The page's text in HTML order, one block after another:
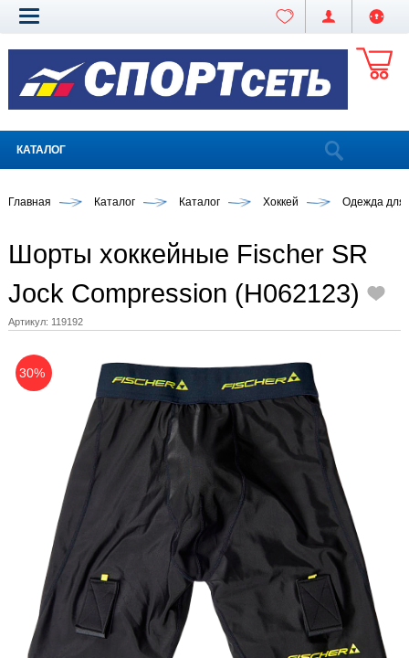
КАТАЛОГ
Главная Каталог Каталог Хоккей Одежда для
Шорты хоккейные Fischer SR
Jock Compression (H062123)
Артикул: 119192
30%